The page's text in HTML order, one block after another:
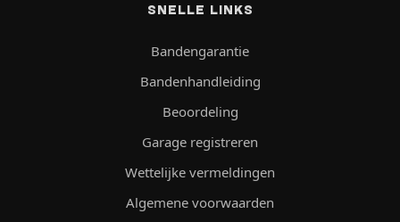
SNELLE LINKS
Bandengarantie
Bandenhandleiding
Beoordeling
Garage registreren
Wettelijke vermeldingen
Algemene voorwaarden